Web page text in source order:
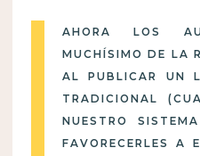
AHORA LOS
MUCHÍSIMO DE LA
AL PUBLICAR UN
TRADICIONAL
NUESTRO
FAVORECERLES A